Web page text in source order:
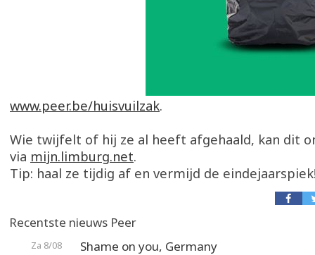
www.peer.be/huisvuilzak.
Wie twijfelt of hij ze al heeft afgehaald, kan dit
via mijn.limburg.net.
Tip: haal ze tijdig af en vermijd de
Recentste nieuws Peer
Za 8/08 Shame on you, Germany